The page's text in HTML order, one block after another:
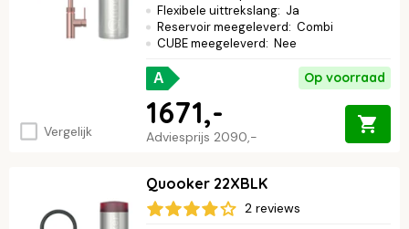
Vergelijk
Flexibele uittrekslang: Ja
Reservoir meegeleverd: Combi
CUBE meegeleverd: Nee
A Op voorraad
Adviesprijs 2090,-
1671,-
Quooker 22XBLK
2 reviews